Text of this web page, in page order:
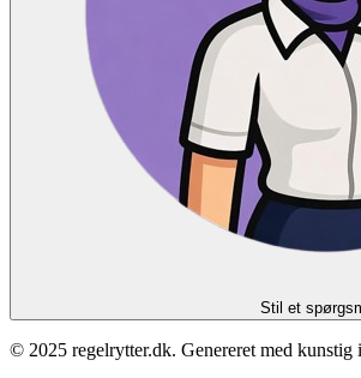
Stil et
© 2025 regelrytter.dk. Genereret med kunstig